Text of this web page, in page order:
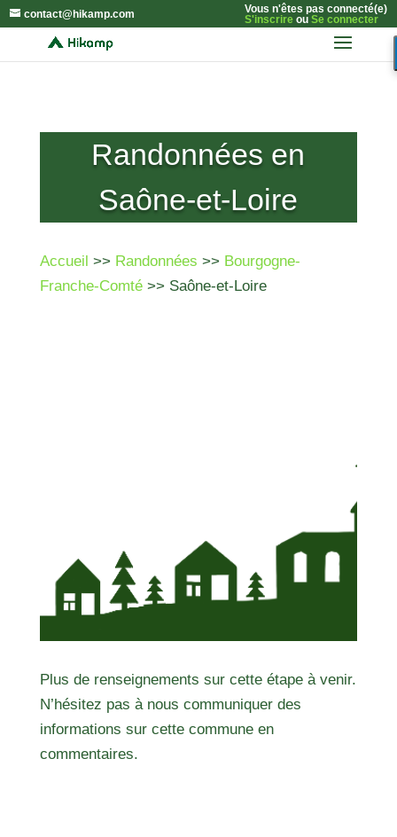
contact@hikamp.com
Vous n'êtes pas connecté(e)
S'inscrireou Se connecter
Randonnées en
Saône-et-Loire
Accueil >> Randonnées >> Bourgogne-
Franche-Comté>> Saône-et-Loire
Plus de renseignements sur cette étape à venir.
N’hésitez pas à nous communiquer des
informations sur cette commune en
commentaires.